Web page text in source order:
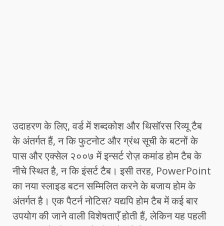
उदाहरण के लिए, वर्ड में शब्दकोश और थिसॉरस रिव्यू टैब
के अंतर्गत हैं, न कि फुटनोट और ग्रंथ सूची के बटनों के
पास और एक्सेल २००७ में इन्सर्ट रोज़ कमांड होम टैब के
नीचे स्थित है, न कि इंसर्ट टैब। इसी तरह, PowerPoint
का नया स्लाइड बटन सम्मिलित करने के बजाय होम के
अंतर्गत है। एक पैटर्न नोटिस? यद्यपि होम टैब में कई बार
उपयोग की जाने वाली विशेषताएँ होती हैं, लेकिन यह पहली